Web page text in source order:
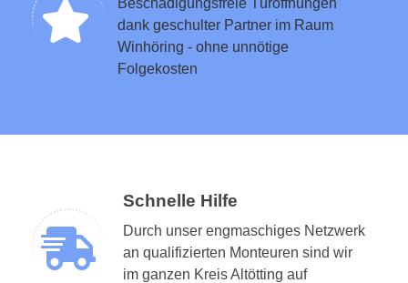
dank geschulter Partner im Raum
Winhöring - ohne unnötige
Folgekosten
Schnelle Hilfe
Durch unser engmaschiges Netzwerk
an qualifizierten Monteuren sind wir
im ganzen Kreis Altötting auf